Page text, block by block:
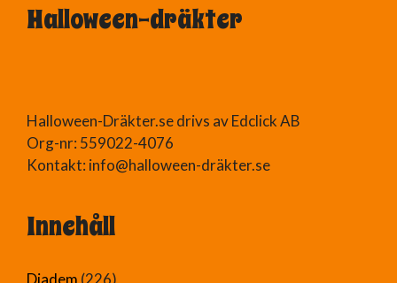
Halloween-dräkter
Halloween-Dräkter.se drivs av Edclick AB
Org-nr: 559022-4076
Kontakt: info@halloween-dräkter.se
Innehåll
Diadem (226)